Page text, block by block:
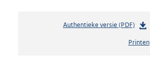
Authentieke versie (PDF)b
s
Printen